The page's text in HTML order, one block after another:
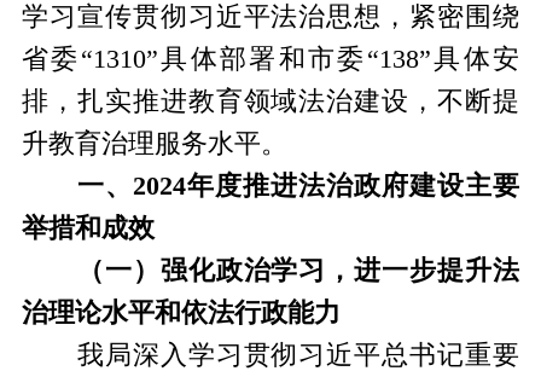
学习宣传贯彻习近平法治思想，紧密围绕
省委“1310”具体部署和市委“138”具体安
排，扎实推进教育领域法治建设，不断提
升教育治理服务水平。
一、2024年度推进法治政府建设主要
举措和成效
（一）强化政治学习，进一步提升法
治理论水平和依法行政能力
我局深入学习贯彻习近平总书记重要